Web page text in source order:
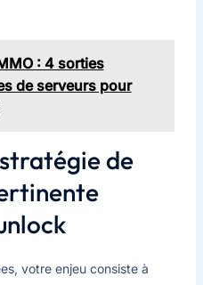
: 4 sorties
de serveurs pour
de
votre enjeu consiste à